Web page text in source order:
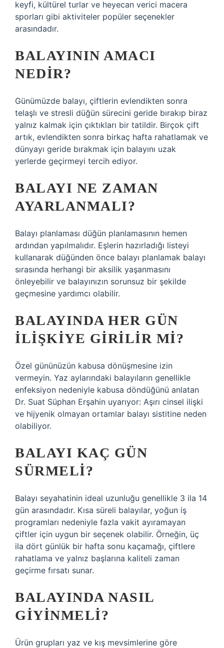
keyfi, kültürel turlar ve heyecan verici macera
sporları gibi aktiviteler popüler seçenekler
arasındadır.
BALAYININ AMACI
NEDIR?
Günümüzde balayı, çiftlerin evlendikten sonra
telaşlı ve stresli düğün sürecini geride bırakıp biraz
yalnız kalmak için çıktıkları bir tatildir. Birçok çift
artık, evlendikten sonra birkaç hafta rahatlamak ve
dünyayı geride bırakmak için balayını uzak
yerlerde geçirmeyi tercih ediyor.
BALAYI NE ZAMAN
AYARLANMALI?
Balayı planlaması düğün planlamasının hemen
ardından yapılmalıdır. Eşlerin hazırladığı listeyi
kullanarak düğünden önce balayı planlamak balayı
sırasında herhangi bir aksilik yaşanmasını
önleyebilir ve balayınızın sorunsuz bir şekilde
geçmesine yardımcı olabilir.
BALAYINDA HER GÜN
ILIŞKIYE GIRILIR MI?
Özel gününüzün kabusa dönüşmesine izin
vermeyin. Yaz aylarındaki balayıların genellikle
enfeksiyon nedeniyle kabusa döndüğünü anlatan
Dr. Suat Süphan Erşahin uyarıyor: Aşırı cinsel ilişki
ve hijyenik olmayan ortamlar balayı sistitine neden
olabiliyor.
BALAYI KAÇ GÜN
SÜRMELI?
Balayı seyahatinin ideal uzunluğu genellikle 3 ila 14
gün arasındadır. Kısa süreli balayılar, yoğun iş
programları nedeniyle fazla vakit ayıramayan
çiftler için uygun bir seçenek olabilir. Örneğin, üç
ila dört günlük bir hafta sonu kaçamağı, çiftlere
rahatlama ve yalnız başlarına kaliteli zaman
geçirme fırsatı sunar.
BALAYINDA NASIL
GIYINMELI?
Ürün grupları yaz ve kış mevsimlerine göre